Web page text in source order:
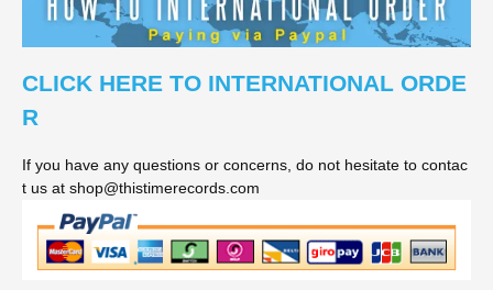
CLICK HERE TO INTERNATIONAL ORDE
R
If you have any questions or concerns, do not hesitate to contac
t us at shop@thistimerecords.com